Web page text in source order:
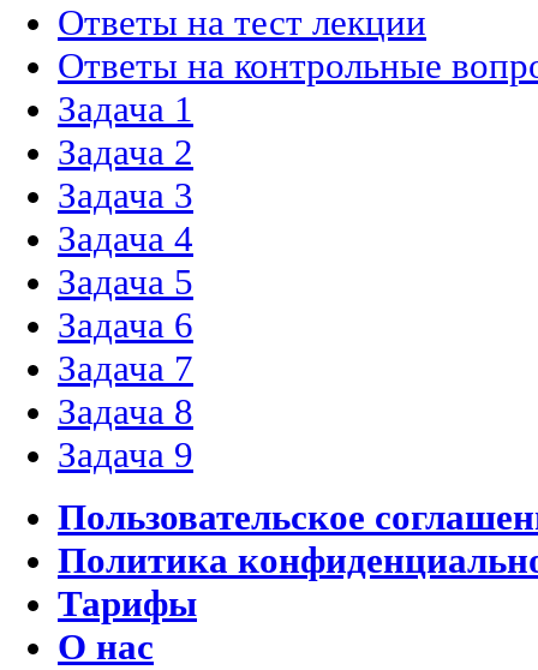
Ответы на тест лекции
Ответы на контрольные
Задача 1
Задача 2
Задача 3
Задача 4
Задача 5
Задача 6
Задача 7
Задача 8
Задача 9
Пользовательское
Политика
Тарифы
О нас